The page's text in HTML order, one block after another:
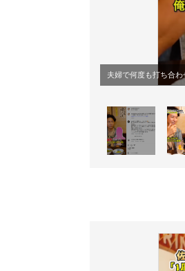
夫婦で何度も打ち合